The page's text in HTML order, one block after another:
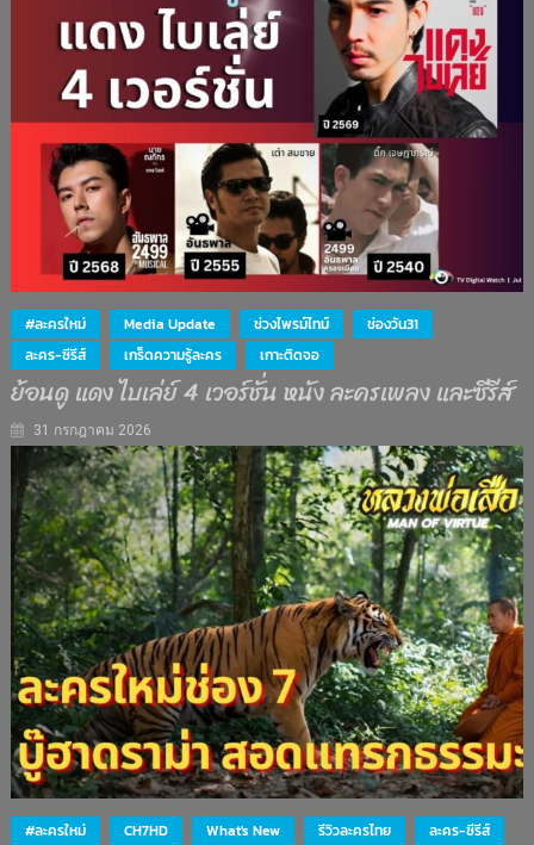
#ละครใหม่ Media Update ช่วงไพรม์ไทม์
ช่องวัน31
ละคร-ซีรีส์
เกร็ดความรู้ละคร เกาะติดจอ
ย้อนดู แดง ไบเล่ย์ 4 เวอร์ชั่น หนัง ละครเพลง และซีรีส์
31 กรกฎาคม 2026
#ละครใหม่ CH7HD What's New รีวิวละครไทย
ละคร-ซีรีส์